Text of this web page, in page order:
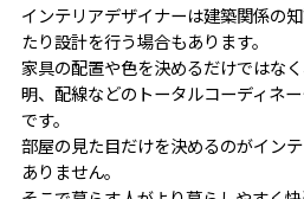
インテリアデザイナーは建築関係の
たり設計を行う場合もあります。
家具の配置や色を決めるだけではな
明、配線などのトータルコーディネ
です。
部屋の見た目だけを決めるのがイン
ありません。